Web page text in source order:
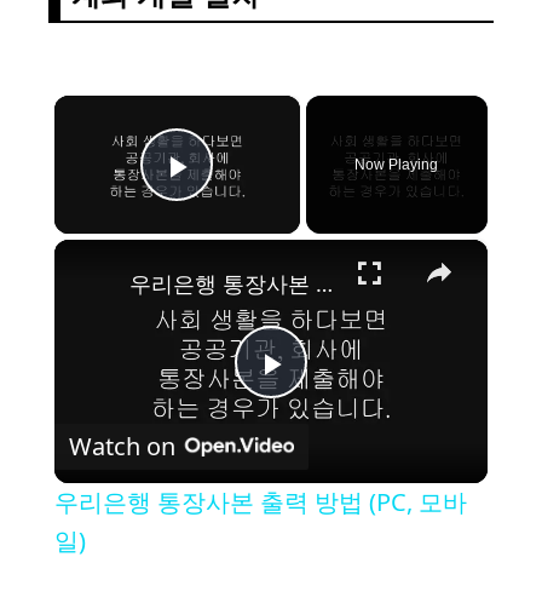
×
Play Video
Now Playing
×
P
우리은행 통장사본 출력 방법 (PC, 모바일)
Watch on
우리은행 통장사본 출력 방법 (PC, 모바
일)